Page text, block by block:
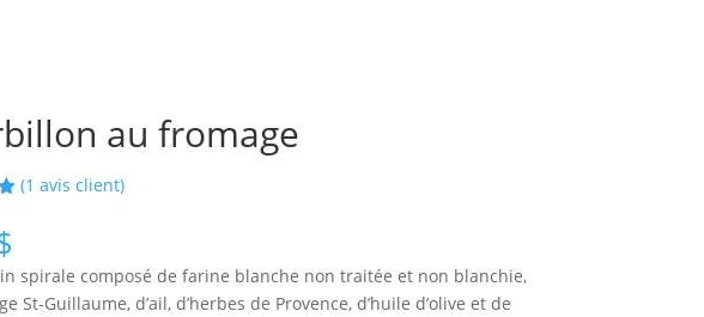
au fromage
(1 avis client)
spirale composé de farine blanche non traitée et non blanchie,
St-Guillaume, d’ail, d’herbes de Provence, d’huile d’olive et de